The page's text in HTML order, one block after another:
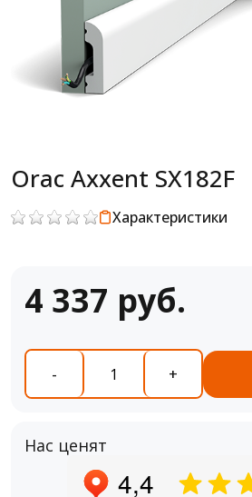
Orac Axxent SX182F
Характеристики
4 337 руб.
- +
Нас ценят